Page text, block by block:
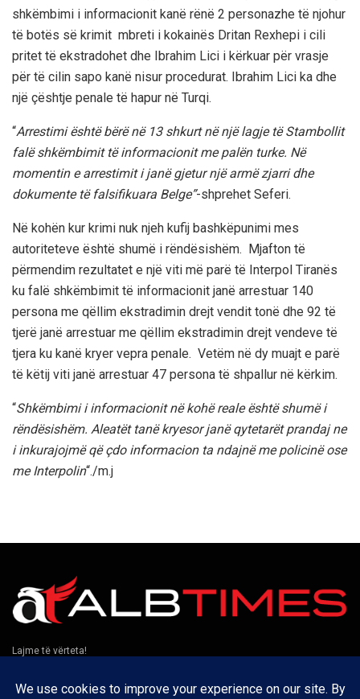
shkëmbimi i informacionit kanë rënë 2 personazhe të njohur
të botës së krimit mbreti i kokainës Dritan Rexhepi i cili
pritet të ekstradohet dhe Ibrahim Lici i kërkuar për vrasje
për të cilin sapo kanë nisur procedurat. Ibrahim Lici ka dhe
një çështje penale të hapur në Turqi.
“Arrestimi është bërë në 13 shkurt në një lagje të Stambollit
falë shkëmbimit të informacionit me palën turke. Në
momentin e arrestimit i janë gjetur një armë zjarri dhe
dokumente të falsifikuara Belge”-shprehet Seferi.
Në kohën kur krimi nuk njeh kufij bashkëpunimi mes
autoriteteve është shumë i rëndësishëm. Mjafton të
përmendim rezultatet e një viti më parë të Interpol Tiranës
ku falë shkëmbimit të informacionit janë arrestuar 140
persona me qëllim ekstradimin drejt vendit tonë dhe 92 të
tjerë janë arrestuar me qëllim ekstradimin drejt vendeve të
tjera ku kanë kryer vepra penale. Vetëm në dy muajt e parë
të këtij viti janë arrestuar 47 persona të shpallur në kërkim.
“Shkëmbimi i informacionit në kohë reale është shumë i
rëndësishëm. Aleatët tanë kryesor janë qytetarët prandaj ne
i inkurajojmë që çdo informacion ta ndajnë me policinë ose
me Interpolin“./m.j
Lajme të vërteta!
Të tjera